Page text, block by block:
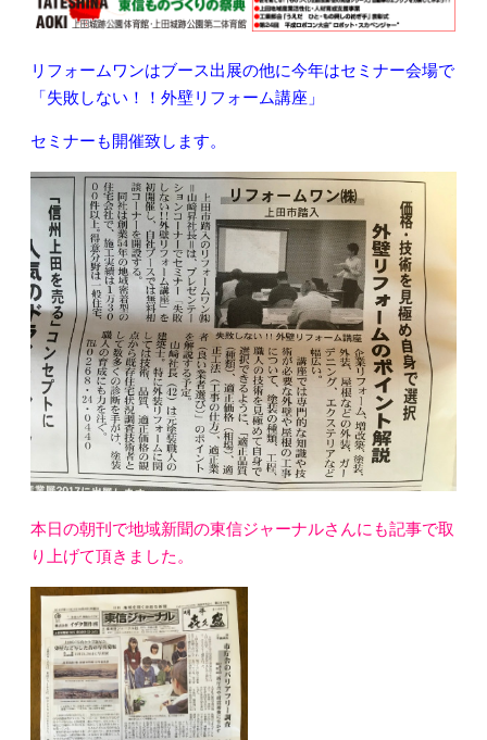
リフォームワンはブース出展の他に今年はセミナー会場で
「失敗しない！！外壁リフォーム講座」
セミナーも開催致します。
本日の朝刊で地域新聞の東信ジャーナルさんにも記事で取
り上げて頂きました。